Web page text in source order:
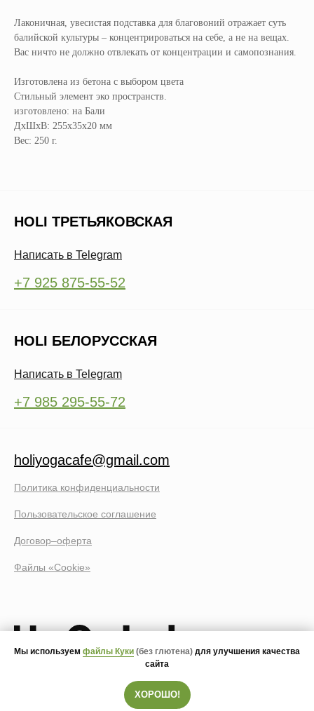
Лаконичная, увесистая подставка для благовоний отражает суть
балийской культуры – концентрироваться на себе, а не на вещах.
Вас ничто не должно отвлекать от концентрации и самопознания.
Изготовлена из бетона с выбором цвета
Стильный элемент эко пространств.
изготовлено: на Бали
ДxШxВ: 255x35x20 мм
Вес: 250 г.
holiyogacafe@gmail.com
© 2020 – 2026 HOLI yoga&cafe
Политика конфиденциальности
Пользовательское соглашение
Файлы «Cookie»
Договор–оферта
+7 925 875-55-52
Написать в Telegram
+7 985 295-55-72
HOLI ТРЕТЬЯКОВСКАЯ
Написать в Telegram
HOLI БЕЛОРУССКАЯ
Мы используем файлы Куки (без глютена) для улучшения качества
сайта
ХОРОШО!